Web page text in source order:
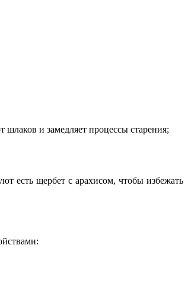
и замедляет процессы старения;
есть щербет с арахисом, чтобы избежать